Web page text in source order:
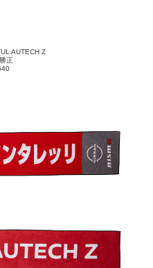
AUTECH Z
正